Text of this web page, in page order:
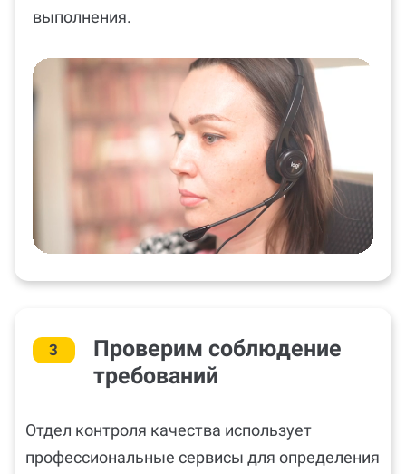
выполнения.
3
Проверим соблюдение
требований
Отдел контроля качества использует
профессиональные сервисы для определения